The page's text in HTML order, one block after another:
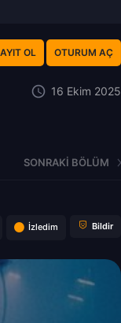
OL OTURUM AÇ
16 Ekim 2025
SONRAKI BÖLÜM
İzledim Bildir